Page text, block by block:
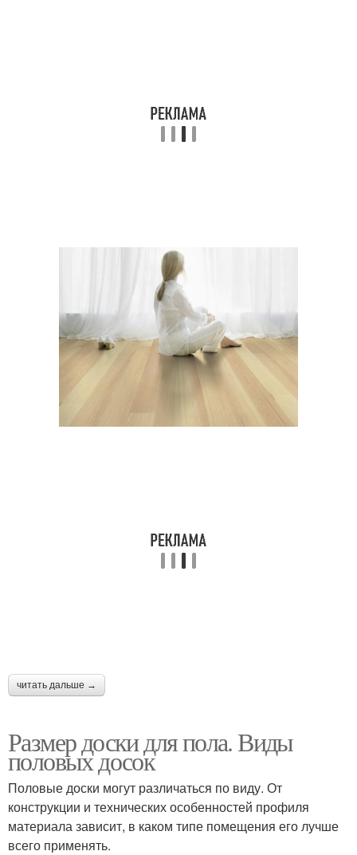
читать дальше →
Размер доски для пола. Виды
половых досок
Половые доски могут различаться по виду. От
конструкции и технических особенностей профиля
материала зависит, в каком типе помещения его лучше
всего применять.